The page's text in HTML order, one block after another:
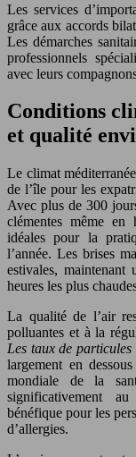
Les services
grâce aux accords
Les démarches
professionnels
avec leurs
Conditions
et qualité
Le climat
de l’île pour les
Avec plus de 300
clémentes même en
idéales pour la
l’année. Les brises
estivales, maintenant
heures les plus
La qualité de l’air
polluantes et à la
Les taux de
largement en
mondiale de la
significativement
bénéfique pour les
d’allergies.